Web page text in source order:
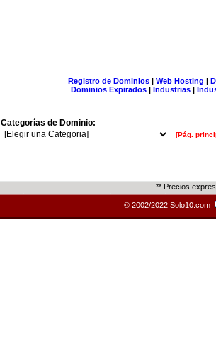
Registro de Dominios| Web Hosting |
Dominios Expirados | Industrias |
Categorías de Dominio:
[Pág.
** Precios
© 2002/2022 Solo10.com